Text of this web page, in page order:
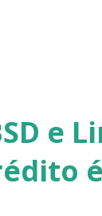
obrigado
divulgar
e